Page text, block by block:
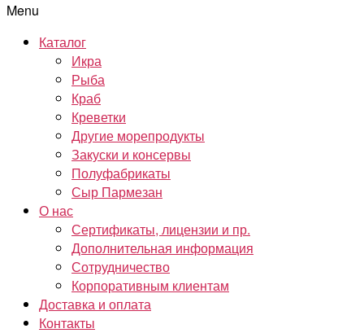
Menu
Каталог
Икра
Рыба
Краб
Креветки
Другие морепродукты
Закуски и консервы
Полуфабрикаты
Сыр Пармезан
О нас
Сертификаты, лицензии и пр.
Дополнительная информация
Сотрудничество
Корпоративным клиентам
Доставка и оплата
Контакты